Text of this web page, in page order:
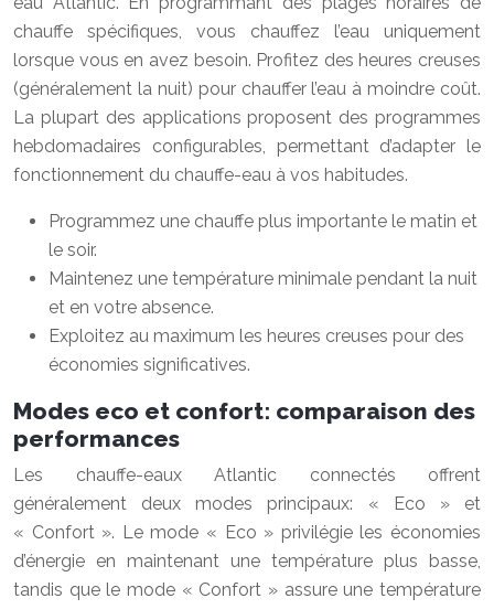
chauffe spécifiques, vous chauffez l’eau uniquement
lorsque vous en avez besoin. Profitez des heures creuses
(généralement la nuit) pour chauffer l’eau à moindre coût.
La plupart des applications proposent des programmes
hebdomadaires configurables, permettant d’adapter le
fonctionnement du chauffe-eau à vos habitudes.
Programmez une chauffe plus importante le matin et
le soir.
Maintenez une température minimale pendant la nuit
et en votre absence.
Exploitez au maximum les heures creuses pour des
économies significatives.
Modes eco et confort: comparaison des
performances
Les chauffe-eaux Atlantic connectés offrent
généralement deux modes principaux: « Eco » et
« Confort ». Le mode « Eco » privilégie les économies
d’énergie en maintenant une température plus basse,
tandis que le mode « Confort » assure une température